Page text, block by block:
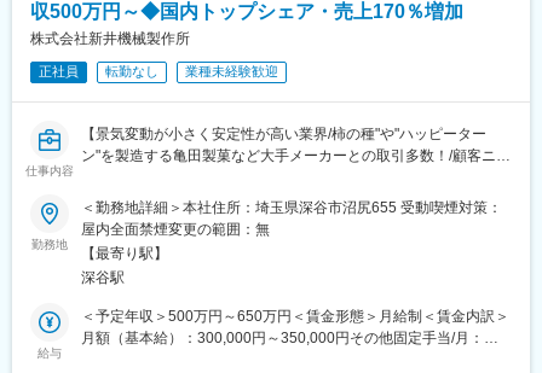
収500万円～◆国内トップシェア・売上170％増加
株式会社新井機械製作所
正社員 転勤なし 業種未経験歓迎
仕事内容
【景気変動が小さく安定性が高い業界/柿の種"や"ハッピーター
ン"を製造する亀田製菓など大手メーカーとの取引多数！/顧客ニー
手当有・退職金制度等の福利厚生◎】
■業務概要：
大手メーカー（亀田製菓・ブルボン・おやつカンパニー等）で使
用される
米菓（せんべい・あられ）の製造ライン機械を提案する法人営業
です。
勤務地
＜勤務地詳細＞本社住所：埼玉県深谷市沼尻655 受動喫煙対策：
屋内全面禁煙変更の範囲：無
【最寄り駅】
深谷駅
給与
＜予定年収＞500万円～650万円＜賃金形態＞月給制＜賃金内訳＞
月額（基本給）：300,000円～350,000円その他固定手当/月：